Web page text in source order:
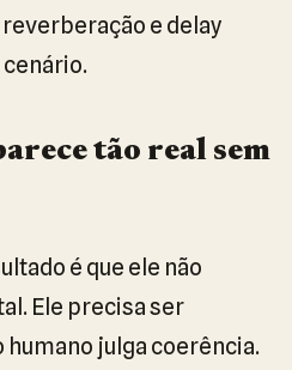
e delay
tão real sem
é que ele não
Ele precisa ser
humano julga coerência.